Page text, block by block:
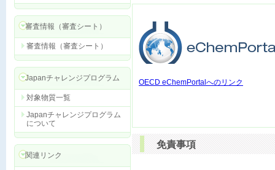
審査情報（審査シート）
審査情報（審査シート）
Japanチャレンジプログラム
対象物質一覧
Japanチャレンジプログラム
について
関連リンク
OECD eChemPortalへのリンク
免責事項